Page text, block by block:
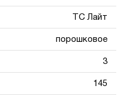
ТС Лайт
порошковое
3
145